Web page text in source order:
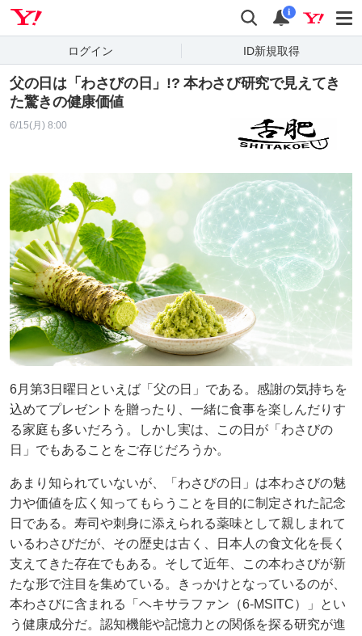
検索 通知
i
ログイン ID新規取得
父の日は「わさびの日」!? 本わさび研究で見えてき
た驚きの健康価値
6/15(月) 8:00
6月第3日曜日といえば「父の日」である。感謝の気持ちを
込めてプレゼントを贈ったり、一緒に食事を楽しんだりす
る家庭も多いだろう。しかし実は、この日が「わさびの
日」でもあることをご存じだろうか。
あまり知られていないが、「わさびの日」は本わさびの魅
力や価値を広く知ってもらうことを目的に制定された記念
日である。寿司や刺身に添えられる薬味として親しまれて
いるわさびだが、その歴史は古く、日本人の食文化を長く
支えてきた存在でもある。そして近年、この本わさびが新
たな形で注目を集めている。きっかけとなっているのが、
本わさびに含まれる「ヘキサラファン（6-MSITC）」とい
う健康成分だ。認知機能や記憶力との関係を探る研究が進